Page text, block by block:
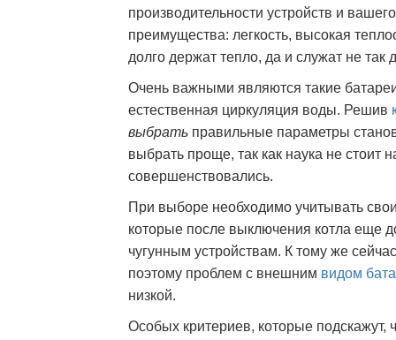
производительности устройств и
преимущества: легкость, высокая
долго держат тепло, да и служат не так
Очень важными являются такие
естественная циркуляция воды. Решив
выбрать правильные параметры
выбрать проще, так как наука не стоит
совершенствовались.
При выборе необходимо учитывать
которые после выключения котла еще
чугунным устройствам. К тому же
поэтому проблем с внешним видом
низкой.
Особых критериев, которые подскажут,